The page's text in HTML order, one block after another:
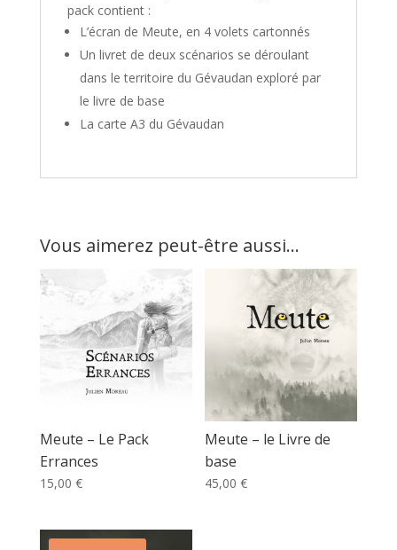
pack contient :
L’écran de Meute, en 4 volets cartonnés
Un livret de deux scénarios se déroulant
dans le territoire du Gévaudan exploré par
le livre de base
La carte A3 du Gévaudan
Vous aimerez peut-être aussi…
Meute – Le Pack
Errances
15,00 €
Meute – le Livre de
base
45,00€